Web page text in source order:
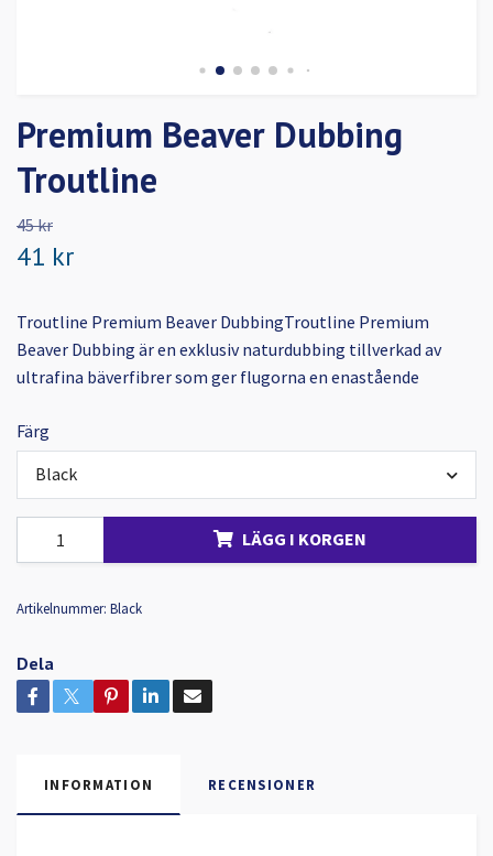
Premium Beaver Dubbing
Troutline
45 kr
41 kr
Troutline Premium Beaver DubbingTroutline Premium
Beaver Dubbing är en exklusiv naturdubbing tillverkad av
ultrafina bäverfibrer som ger flugorna en enastående
Färg
Black
LÄGG I KORGEN
Artikelnummer: Black
Dela
INFORMATION RECENSIONER